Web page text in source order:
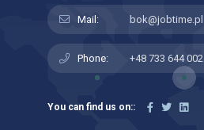
Mail: bok@jobtime.pl
Phone: +48 733 644 002
You can find us on::